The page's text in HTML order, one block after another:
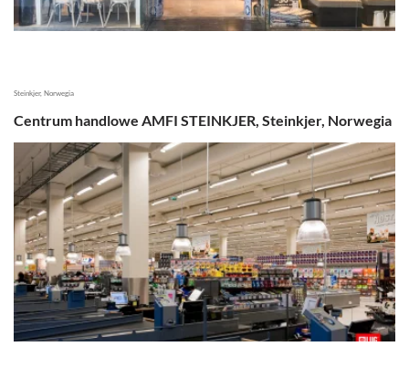
Steinkjer, Norwegia
Centrum handlowe AMFI STEINKJER, Steinkjer, Norwegia